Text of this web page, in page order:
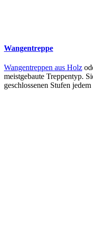
Wangentreppe
Wangentreppen aus Holz
meistgebaute Treppentyp.
geschlossenen Stufen